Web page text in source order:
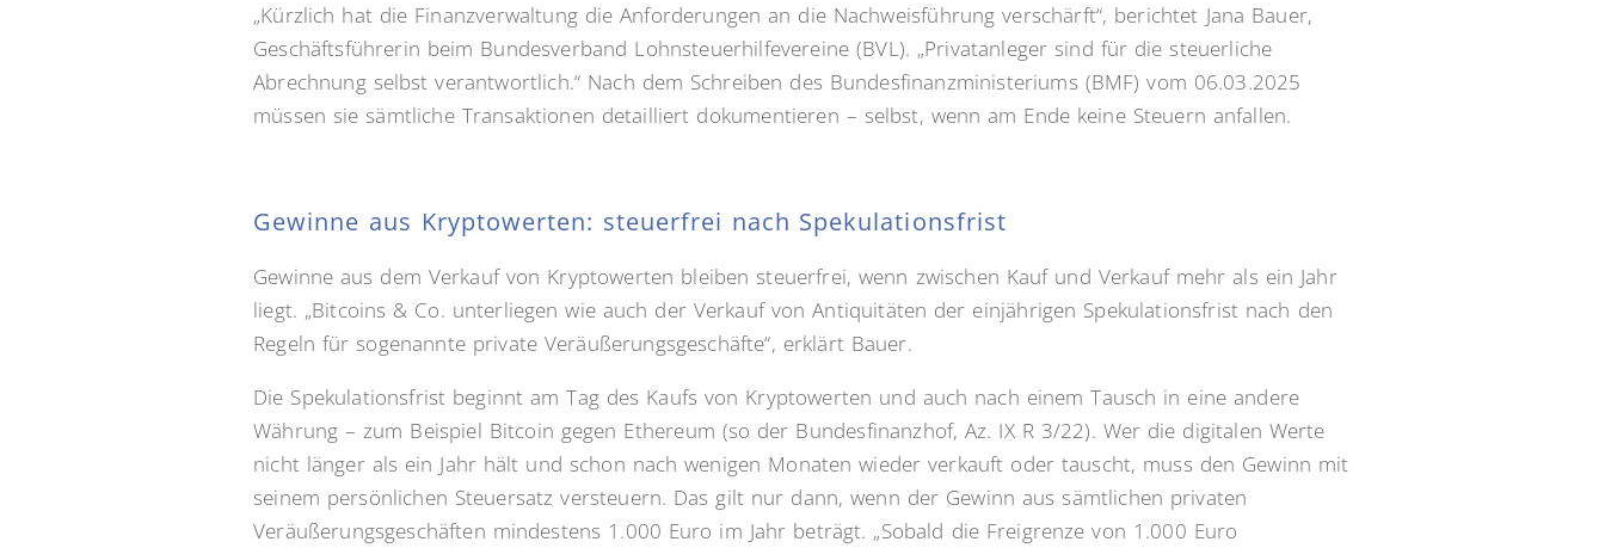
„Kürzlich hat die Finanzverwaltung die Anforderungen an die Nachweisführung verschärft“, berichtet Jana Bauer,
Geschäftsführerin beim Bundesverband Lohnsteuerhilfevereine (BVL). „Privatanleger sind für die steuerliche
Abrechnung selbst verantwortlich.“ Nach dem Schreiben des Bundesfinanzministeriums (BMF) vom 06.03.2025
müssen sie sämtliche Transaktionen detailliert dokumentieren – selbst, wenn am Ende keine Steuern anfallen.
Gewinne aus Kryptowerten: steuerfrei nach Spekulationsfrist
Gewinne aus dem Verkauf von Kryptowerten bleiben steuerfrei, wenn zwischen Kauf und Verkauf mehr als ein Jahr
liegt. „Bitcoins & Co. unterliegen wie auch der Verkauf von Antiquitäten der einjährigen Spekulationsfrist nach den
Regeln für sogenannte private Veräußerungsgeschäfte“, erklärt Bauer.
Die Spekulationsfrist beginnt am Tag des Kaufs von Kryptowerten und auch nach einem Tausch in eine andere
Währung – zum Beispiel Bitcoin gegen Ethereum (so der Bundesfinanzhof, Az. IX R 3/22). Wer die digitalen Werte
nicht länger als ein Jahr hält und schon nach wenigen Monaten wieder verkauft oder tauscht, muss den Gewinn mit
seinem persönlichen Steuersatz versteuern. Das gilt nur dann, wenn der Gewinn aus sämtlichen privaten
Veräußerungsgeschäften mindestens 1.000 Euro im Jahr beträgt. „Sobald die Freigrenze von 1.000 Euro